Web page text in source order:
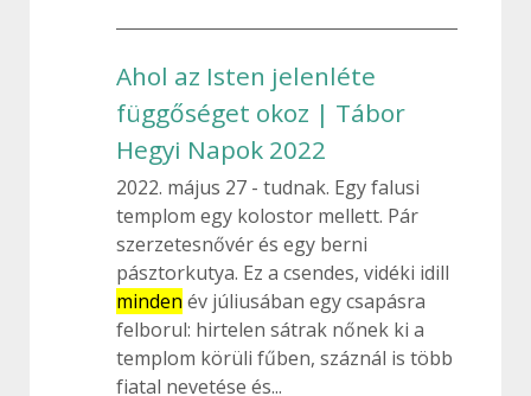
Ahol az Isten jelenléte
függőséget okoz | Tábor
Hegyi Napok 2022
2022. május 27
tudnak. Egy falusi
templom egy kolostor mellett. Pár
szerzetesnővér és egy berni
pásztorkutya. Ez a csendes, vidéki idill
minden év júliusában egy csapásra
felborul: hirtelen sátrak nőnek ki a
templom körüli fűben, száznál is több
fiatal nevetése és...